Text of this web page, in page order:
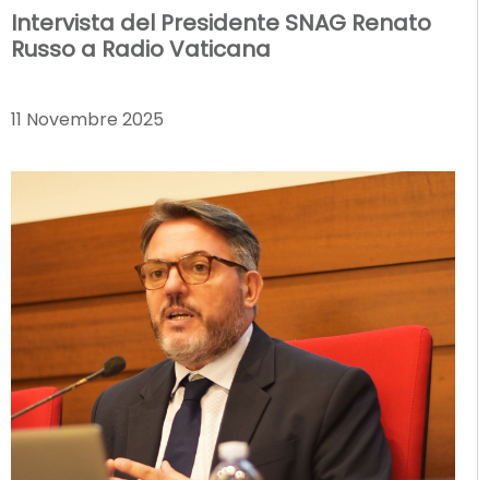
Intervista del Presidente SNAG Renato
Russo a Radio Vaticana
11 Novembre 2025